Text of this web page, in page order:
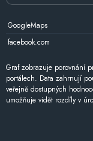
GoogleMaps
facebook.com
Graf zobrazuje porovnání
portálech. Data zahrnují
veřejně dostupných
umožňuje vidět rozdíly v